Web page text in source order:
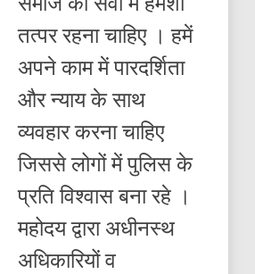
तत्पर रहना चाहिए । हमें
अपने काम में पारदर्शिता
और न्याय के साथ
व्यवहार करना चाहिए
जिससे लोगों में पुलिस के
प्रति विश्वास बना रहे ।
महोदय द्वारा अधीनस्थ
अधिकारियों व